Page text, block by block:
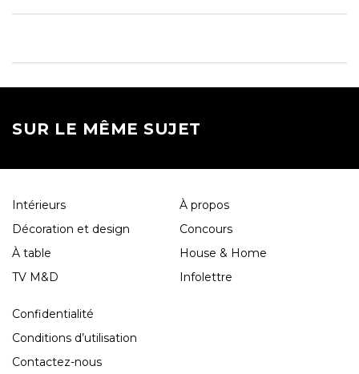
SUR LE MÊME SUJET
Intérieurs
Décoration et design
À table
TV M&D
À propos
Concours
House & Home
Infolettre
Confidentialité
Conditions d’utilisation
Contactez-nous